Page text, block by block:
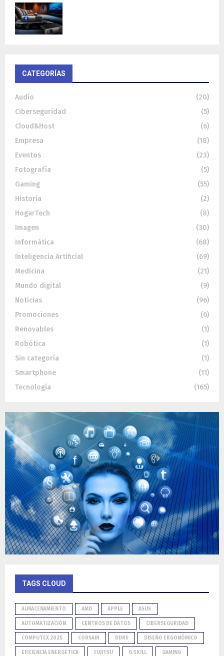
CATEGORÍAS
Audio
(20)
Ciberseguridad
(5)
Cloud&Host
(6)
Empresa
(18)
Eventos
(23)
Fotografía
(5)
Gaming
(55)
Historia
(2)
HogarTech
(8)
Imagen
(30)
Informática
(68)
Inteligencia Artificial
(69)
Medicina
(21)
Mundo digital
(9)
Noticias
(96)
Promociones
(6)
Renovables
(1)
Robótica
(1)
Sin categoría
(1)
Smartphone
(11)
Tecnología
(165)
TAGS CLOUD
ALMACENAMIENTO AMD APPLE ASUS
AUTOMATIZACIÓN CENTROS DE DATOS CIBERSEGURIDAD
COMPUTEX 2025 CORSAIR DDR5 DISEÑO ERGONÓMICO
EFICIENCIA ENERGÉTICA FUJITSU G.SKILL GAMING